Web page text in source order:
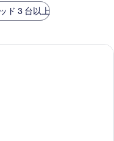
ド 3 台以上
ティボックス (室内)、デスク